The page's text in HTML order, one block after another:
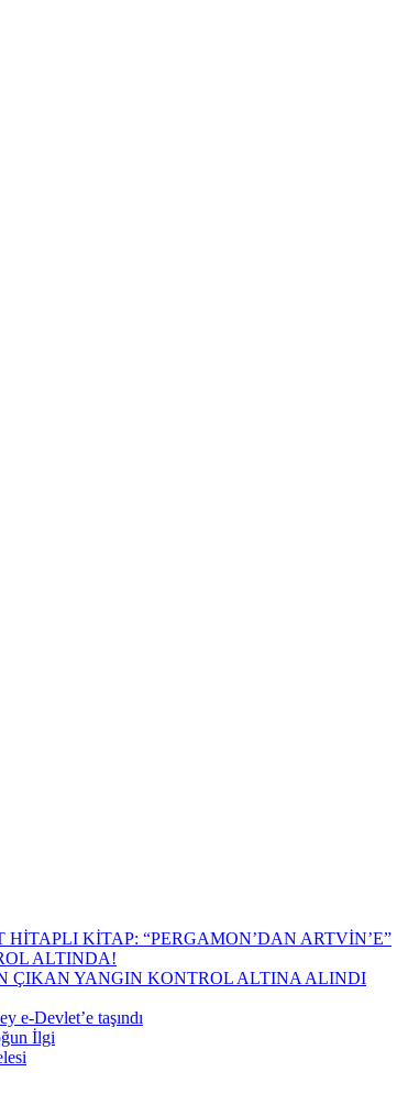
KİTAP: “PERGAMON’DAN ARTVİN’E”
ALTINDA!
ÇIKAN YANGIN KONTROL ALTINA ALINDI
e-Devlet’e taşındı
İlgi